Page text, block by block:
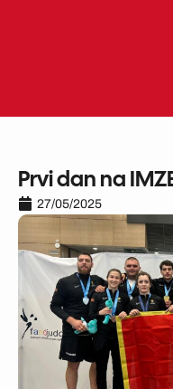
Prvi dan na
27/05/2025